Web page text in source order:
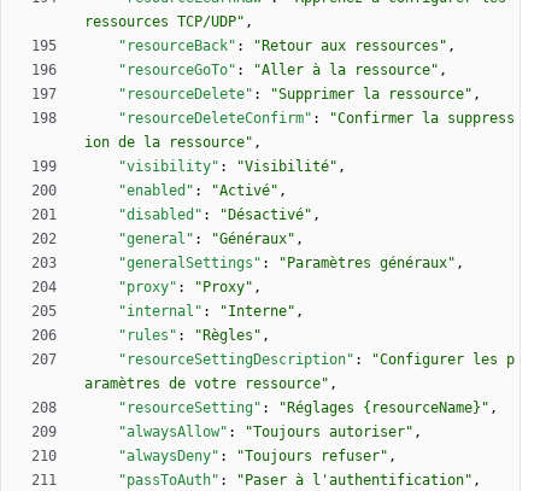
ressources TCP/UDP" ,
"resourceBack" : "Retour aux ressources" ,
"resourceGoTo" : "Aller à la ressource" ,
"resourceDelete" : "Supprimer la ressource" ,
"resourceDeleteConfirm" :
"Confirmer la suppress
ion de la ressource" ,
"visibility" : "Visibilité" ,
"enabled" : "Activé" ,
"disabled" : "Désactivé" ,
"general" : "Généraux" ,
"generalSettings" : "Paramètres généraux" ,
"proxy" : "Proxy" ,
"internal" : "Interne" ,
"rules" : "Règles" ,
"resourceSettingDescription" :
"Configurer les p
aramètres de votre ressource" ,
"resourceSetting" : "Réglages {resourceName}" ,
"alwaysAllow" : "Toujours autoriser" ,
"alwaysDeny" : "Toujours refuser" ,
"passToAuth" : "Paser à l'authentification" ,